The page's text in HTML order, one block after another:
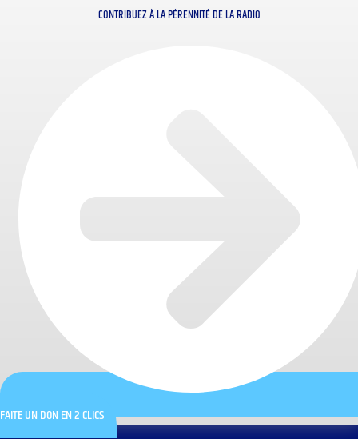
CONTRIBUEZ À LA PÉRENNITÉ DE LA RADIO
FAITE UN DON EN 2 CLICS